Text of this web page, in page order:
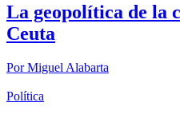
La geopolítica de la
Ceuta
PorMiguel Alabarta
Política